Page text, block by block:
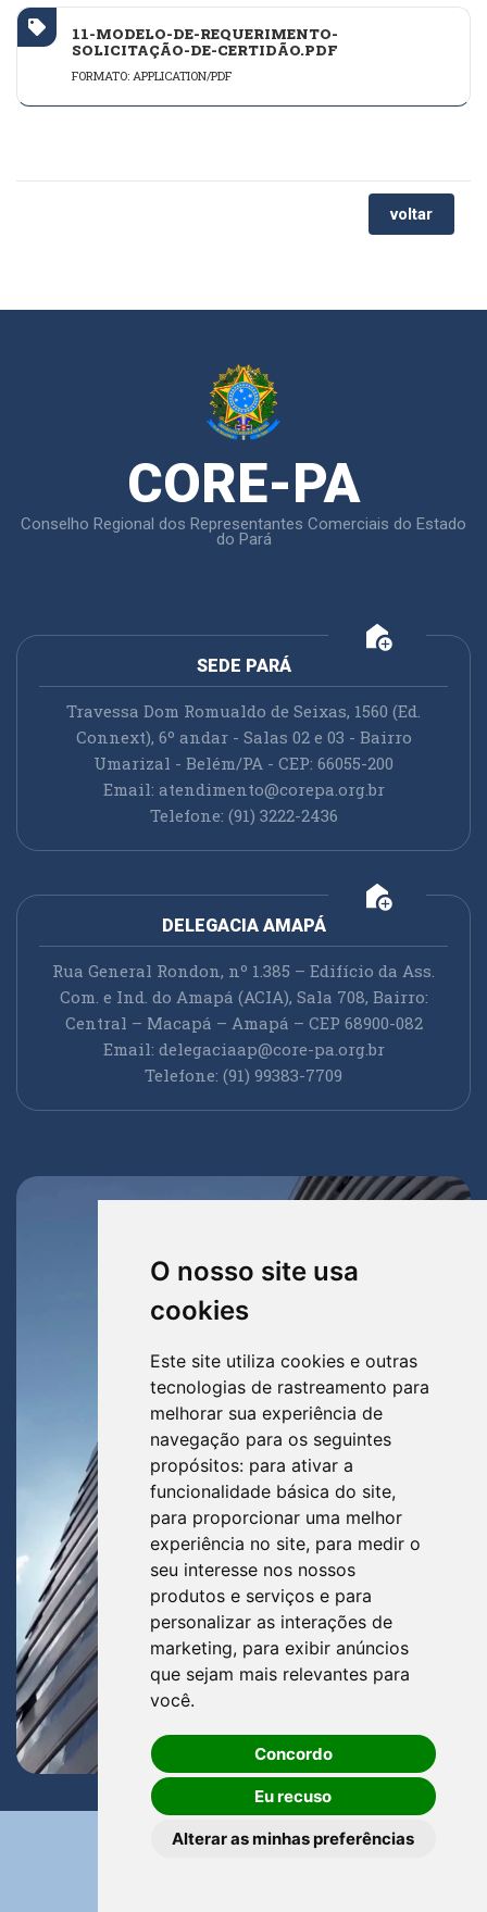
O nosso site usa
cookies
Este site utiliza cookies e outras
tecnologias de rastreamento para
melhorar sua experiência de
navegação para os seguintes
propósitos: para ativar a
funcionalidade básica do site,
para proporcionar uma melhor
experiência no site, para medir o
seu interesse nos nossos
produtos e serviços e para
personalizar as interações de
marketing, para exibir anúncios
que sejam mais relevantes para
você.
Concordo
Eu recuso
Alterar as minhas preferências
11-MODELO-DE-REQUERIMENTO-
SOLICITAÇÃO-DE-CERTIDÃO.PDF
FORMATO: APPLICATION/PDF
voltar
CORE-PA
Conselho Regional dos Representantes Comerciais do Estado
do Pará
add_home
SEDE PARÁ
Travessa Dom Romualdo de Seixas, 1560 (Ed.
Connext), 6º andar - Salas 02 e 03 - Bairro
Umarizal - Belém/PA - CEP: 66055-200
Email: atendimento@corepa.org.br
Telefone: (91) 3222-2436
add_home
DELEGACIA AMAPÁ
Rua General Rondon, nº 1.385 – Edifício da Ass.
Com. e Ind. do Amapá (ACIA), Sala 708, Bairro:
Central – Macapá – Amapá – CEP 68900-082
Email: delegaciaap@core-pa.org.br
Telefone: (91) 99383-7709